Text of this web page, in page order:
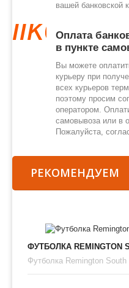
вашей банковской
likeОплата
в пункте
Вы можете
курьеру при
всех курьеров
поэтому просим
оператором.
самовывоза или в
Пожалуйста,
РЕКОМЕНДУЕМ
ФУТБОЛКА REMINGTON
Футболка Remington